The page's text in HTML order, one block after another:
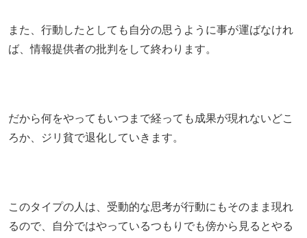
また、行動したとしても自分の思うように事が運ばなけれ
ば、情報提供者の批判をして終わります。
だから何をやってもいつまで経っても成果が現れないどこ
ろか、ジリ貧で退化していきます。
このタイプの人は、受動的な思考が行動にもそのまま現れ
るので、自分ではやっているつもりでも傍から見るとやる